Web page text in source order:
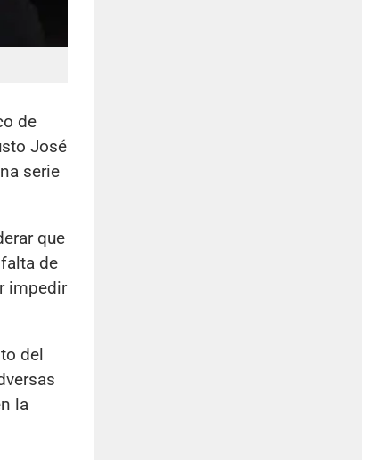
de
José
serie
que
de
impedir
del
la